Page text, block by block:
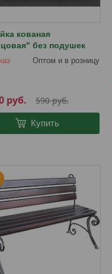
кованая
без подушек
Оптом и в розницу
590руб.
руб.
Купить